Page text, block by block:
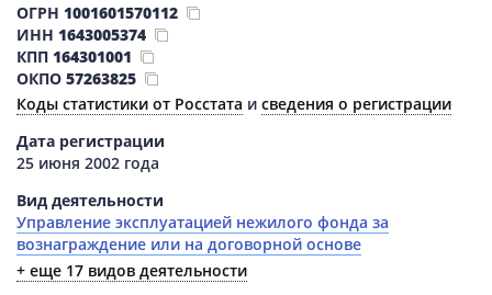
ОГРН 1001601570112
ИНН 1643005374
КПП 164301001
ОКПО 57263825
Коды статистики от Росстата и сведения о регистрации
Дата регистрации
25 июня 2002 года
Вид деятельности
Управление эксплуатацией нежилого фонда за
вознаграждение или на договорной основе
+ еще 17 видов деятельности